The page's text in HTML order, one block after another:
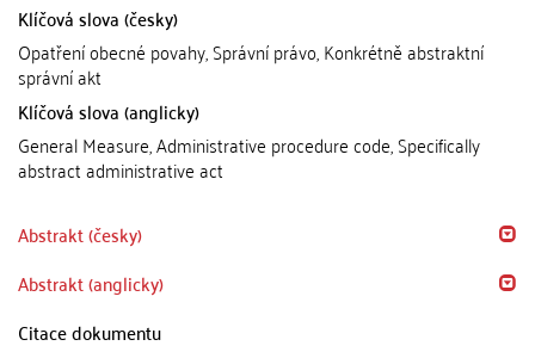
Klíčová slova (česky)
Opatření obecné povahy, Správní právo, Konkrétně abstraktní
správní akt
Klíčová slova (anglicky)
General Measure, Administrative procedure code, Specifically
abstract administrative act
Abstrakt (česky)
Abstrakt (anglicky)
Citace dokumentu